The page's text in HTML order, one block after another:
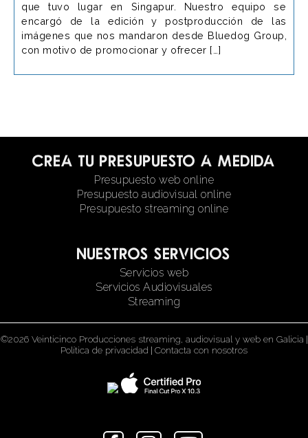
que tuvo lugar en Singapur. Nuestro equipo se
encargó de la edición y postproducción de las
imágenes que nos mandaron desde Bluedog Group,
con motivo de promocionar y ofrecer […]
Crea tu presupuesto a medida
Presupuesto web online
Presupuesto audiovisual online
Presupuesto streaming online
Nuestros servicios
Servicios web
Servicios Audiovisuales
Streaming
©2026 Veinticinco Producciones streaming, audiovisual y web en Galicia |
Política de privacidad | Contacta con nosotros